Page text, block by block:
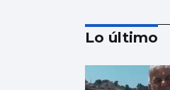
Lo último